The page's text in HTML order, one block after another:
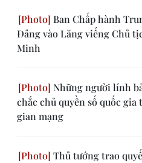
Ban Chấp hành
Đảng vào Lăng viếng Chủ
Minh
Những người lính
chắc chủ quyền số quốc
gian mạng
Thủ tướng trao